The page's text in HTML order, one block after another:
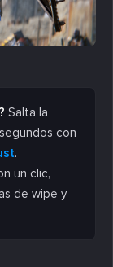
Salta la
con
.
un clic,
de wipe y